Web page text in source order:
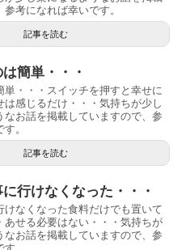
参考になれば幸いです。
記事を読む
簡単・・・
単・・・スイッチを押すと幸せに
は感じるだけ・・・気持ちが少し
なお話を掲載していますので、参
。
記事を読む
行けなくなった・・・
けなくなった食料だけでも置いて
あせる必要はない・・・気持ちが
なお話を掲載していますので、参